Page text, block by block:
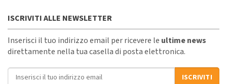
ISCRIVITI ALLE NEWSLETTER
Inserisci il tuo indirizzo email per ricevere le ultime news
direttamente nella tua casella di posta elettronica.
Indirizzo email
ISCRIVITI